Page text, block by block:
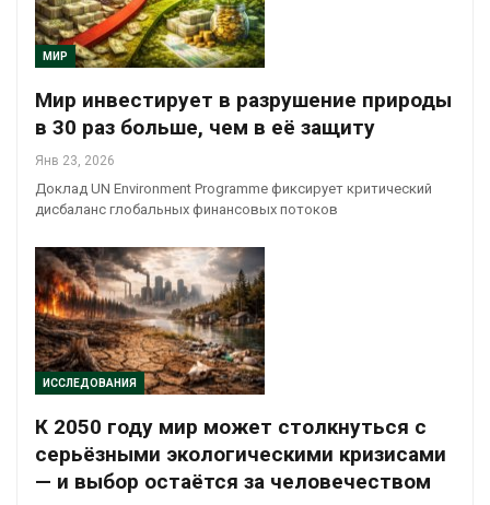
МИР
Мир инвестирует в разрушение природы
в 30 раз больше, чем в её защиту
Янв 23, 2026
Доклад UN Environment Programme фиксирует критический
дисбаланс глобальных финансовых потоков
ИССЛЕДОВАНИЯ
К 2050 году мир может столкнуться с
серьёзными экологическими кризисами
— и выбор остаётся за человечеством